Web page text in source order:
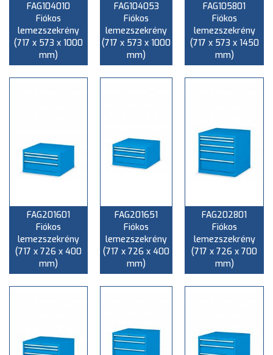
FAG104010
Fiókos
lemezszekrény
(717 x 573 x 1000
mm)
FAG104053
Fiókos
lemezszekrény
(717 x 573 x 1000
mm)
FAG105801
Fiókos
lemezszekrény
(717 x 573 x 1450
mm)
FAG201601
Fiókos
lemezszekrény
(717 x 726 x 400
mm)
FAG201651
Fiókos
lemezszekrény
(717 x 726 x 400
mm)
FAG202801
Fiókos
lemezszekrény
(717 x 726 x 700
mm)